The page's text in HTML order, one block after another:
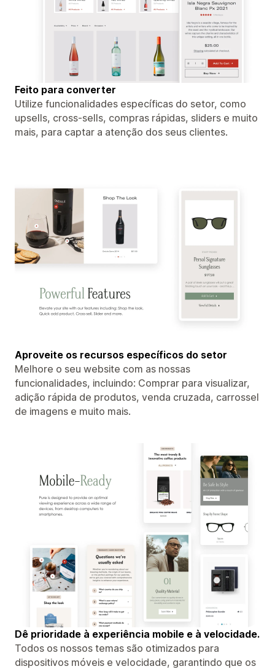
Feito para converter
Utilize funcionalidades específicas do setor, como
upsells, cross-sells, compras rápidas, sliders e muito
mais, para captar a atenção dos seus clientes.
Aproveite os recursos específicos do setor
Melhore o seu website com as nossas
funcionalidades, incluindo: Comprar para visualizar,
adição rápida de produtos, venda cruzada, carrossel
de imagens e muito mais.
Dê prioridade à experiência mobile e à velocidade.
Todos os nossos temas são otimizados para
dispositivos móveis e velocidade, garantindo que os